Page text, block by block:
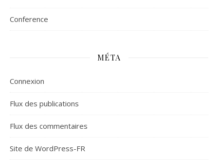
Сonference
MÉTA
Connexion
Flux des publications
Flux des commentaires
Site de WordPress-FR